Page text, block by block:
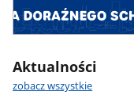
Aktualności
zobacz wszystkie